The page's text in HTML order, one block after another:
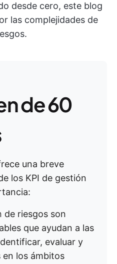
desde cero, este blog
las complejidades de
de 60
una breve
los KPI de gestión
de riesgos son
que ayudan a las
evaluar y
en los ámbitos